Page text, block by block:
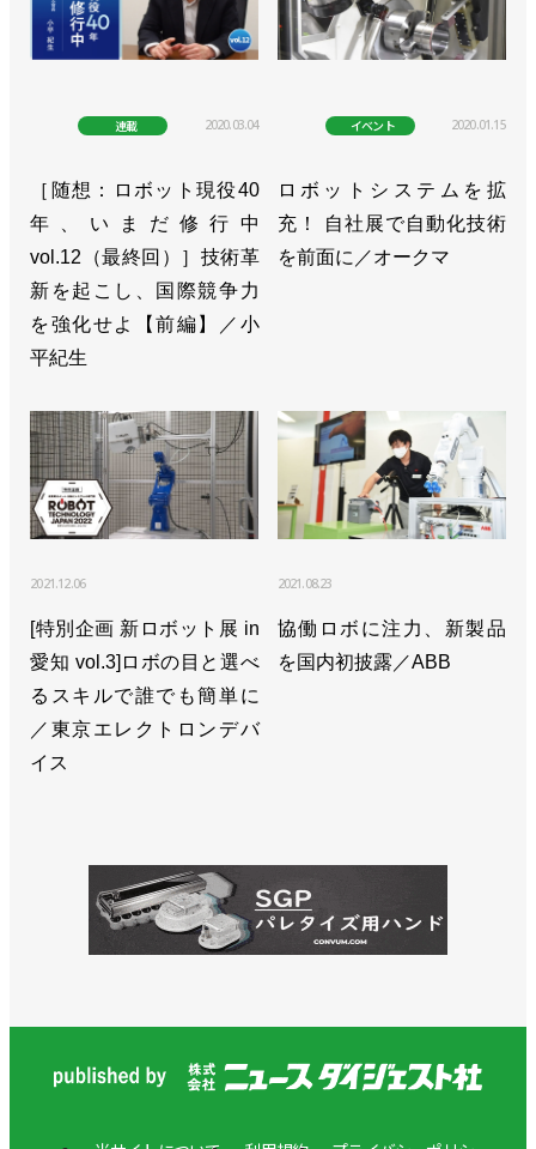
>>大阪でイベントを開催、ロボット関連企業の交流
図る／FA・ロボットシステムインテグレータ協会
ットシステムインテグレータ協会
>>「第１回SIer川柳大賞」を開催／FA・ロボットシ
ステムインテグレータ協会
>>27日に仙台でSIer向けイベントを開催／FA・ロボ
ットシステムインテグレータ協会
連載 2020.03.04
［随想：ロボット現役40
年、いまだ修行中
vol.12（最終回）］技術革
新を起こし、国際競争力
を強化せよ【前編】／小
平紀生
イベント 2020.01.15
ロボットシステムを拡
充！ 自社展で自動化技術
を前面に／オークマ
2021.12.06
[特別企画 新ロボット展 in
愛知 vol.3]ロボの目と選べ
るスキルで誰でも簡単に
／東京エレクトロンデバ
イス
2021.08.23
協働ロボに注力、新製品
を国内初披露／ABB